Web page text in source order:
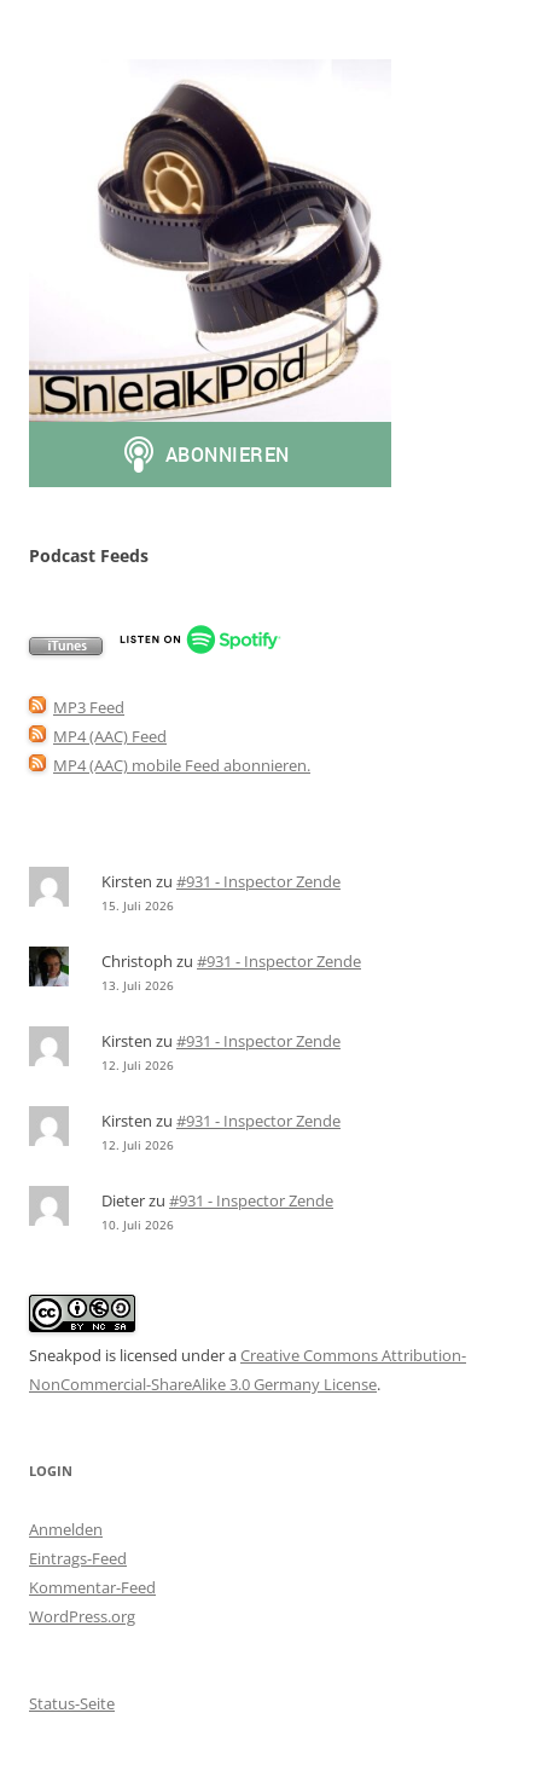
Podcast Feeds
MP3 Feed
MP4 (AAC) Feed
MP4 (AAC) mobile Feed abonnieren.
Kirsten zu #931 - Inspector Zende
15. Juli 2026
Christoph zu #931 - Inspector Zende
13. Juli 2026
Kirsten zu #931 - Inspector Zende
12. Juli 2026
Kirsten zu #931 - Inspector Zende
12. Juli 2026
Dieterzu #931 - Inspector Zende
10. Juli 2026
Sneakpod is licensed under aCreative Commons Attribution-
NonCommercial-ShareAlike 3.0 Germany License.
LOGIN
Anmelden
Eintrags-Feed
Kommentar-Feed
WordPress.org
Status-Seite